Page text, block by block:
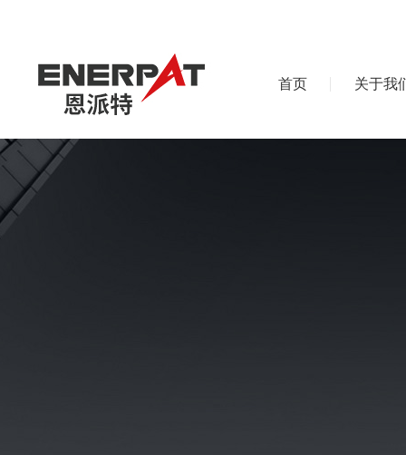
首页 关于我